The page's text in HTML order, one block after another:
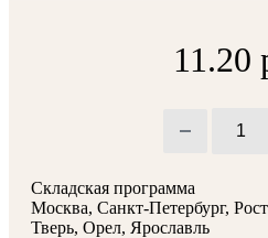
11.20
Складская программа
Москва, Санкт-Петербург,
Тверь, Орел, Ярославль